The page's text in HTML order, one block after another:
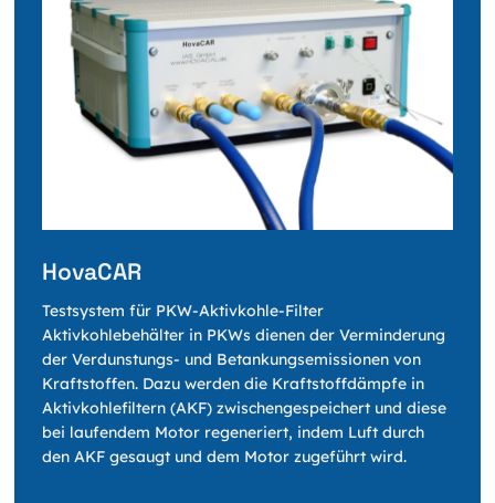
HovaCAR
Testsystem für PKW-Aktivkohle-Filter
Aktivkohlebehälter in PKWs dienen der Verminderung
der Verdunstungs- und Betankungsemissionen von
Kraftstoffen. Dazu werden die Kraftstoffdämpfe in
Aktivkohlefiltern (AKF) zwischengespeichert und diese
bei laufendem Motor regeneriert, indem Luft durch
den AKF gesaugt und dem Motor zugeführt wird.